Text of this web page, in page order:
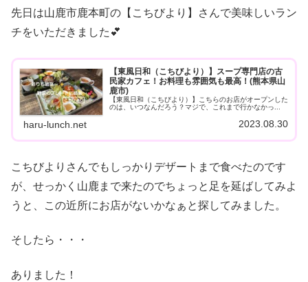
先日は山鹿市鹿本町の【こちびより】さんで美味しいラン
チをいただきました💕
【東風日和（こちびより）】スープ専門店の古
民家カフェ！お料理も雰囲気も最高！(熊本県山
鹿市)
【東風日和（こちびより）】こちらのお店がオープンした
のは、いつなんだろう？マジで、これまで行かなかっ...
haru-lunch.net 2023.08.30
こちびよりさんでもしっかりデザートまで食べたのです
が、せっかく山鹿まで来たのでちょっと足を延ばしてみよ
うと、この近所にお店がないかなぁと探してみました。
そしたら・・・
ありました！